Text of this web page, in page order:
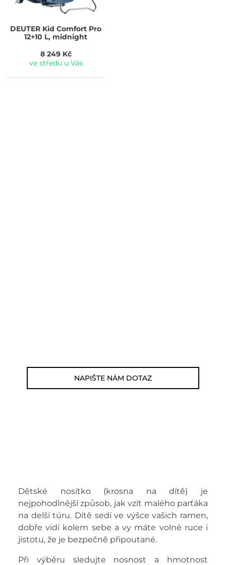
NAPIŠTE NÁM DOTAZ
DEUTER Kid Comfort Pro
12+10 L, midnight
8 249 Kč
ve středu u Vás
Dětské nosítko (krosna na dítě) je
nejpohodlnější způsob, jak vzít malého parťáka
na delší túru. Dítě sedí ve výšce vašich ramen,
dobře vidí kolem sebe a vy máte volné ruce i
jistotu, že je bezpečně připoutané.
Při výběru sledujte nosnost a hmotnost